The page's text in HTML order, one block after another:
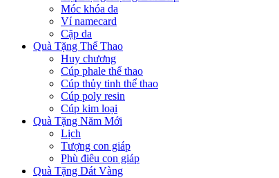
Móc khóa da
Ví namecard
Cặp da
Quà Tặng Thể Thao
Huy chương
Cúp phale thể thao
Cúp thủy tinh thể thao
Cúp poly resin
Cúp kim loại
Quà Tặng Năm Mới
Lịch
Tượng con giáp
Phù điêu con giáp
Quà Tặng Dát Vàng